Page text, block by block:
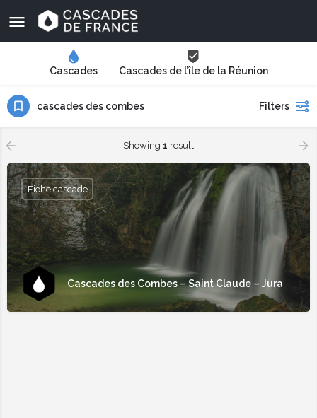
Cascades Cascades de l’île de la Réunion
cascades des combes Filters
Showing 1 result
Cascades des Combes – Saint Claude – Jura
Fiche cascade